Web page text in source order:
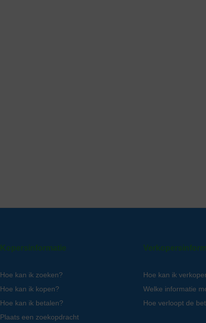
Kopersinformatie
Hoe kan ik zoeken?
Hoe kan ik kopen?
Hoe kan ik betalen?
Plaats een zoekopdracht
Hoe kan ik
Welke informatie
Hoe verloopt de